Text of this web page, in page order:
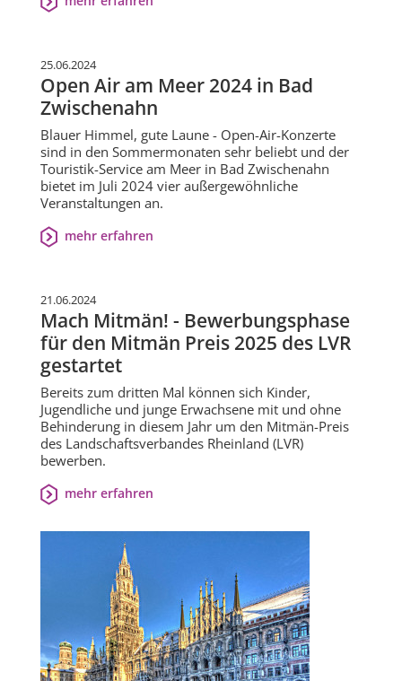
25.06.2024
Open Air am Meer 2024 in Bad
Zwischenahn
Blauer Himmel, gute Laune - Open-Air-Konzerte
sind in den Sommermonaten sehr beliebt und der
Touristik-Service am Meer in Bad Zwischenahn
bietet im Juli 2024 vier außergewöhnliche
Veranstaltungen an.
mehr erfahren
21.06.2024
Mach Mitmän! - Bewerbungsphase
für den Mitmän Preis 2025 des LVR
gestartet
Bereits zum dritten Mal können sich Kinder,
Jugendliche und junge Erwachsene mit und ohne
Behinderung in diesem Jahr um den Mitmän-Preis
des Landschaftsverbandes Rheinland (LVR)
bewerben.
mehr erfahren